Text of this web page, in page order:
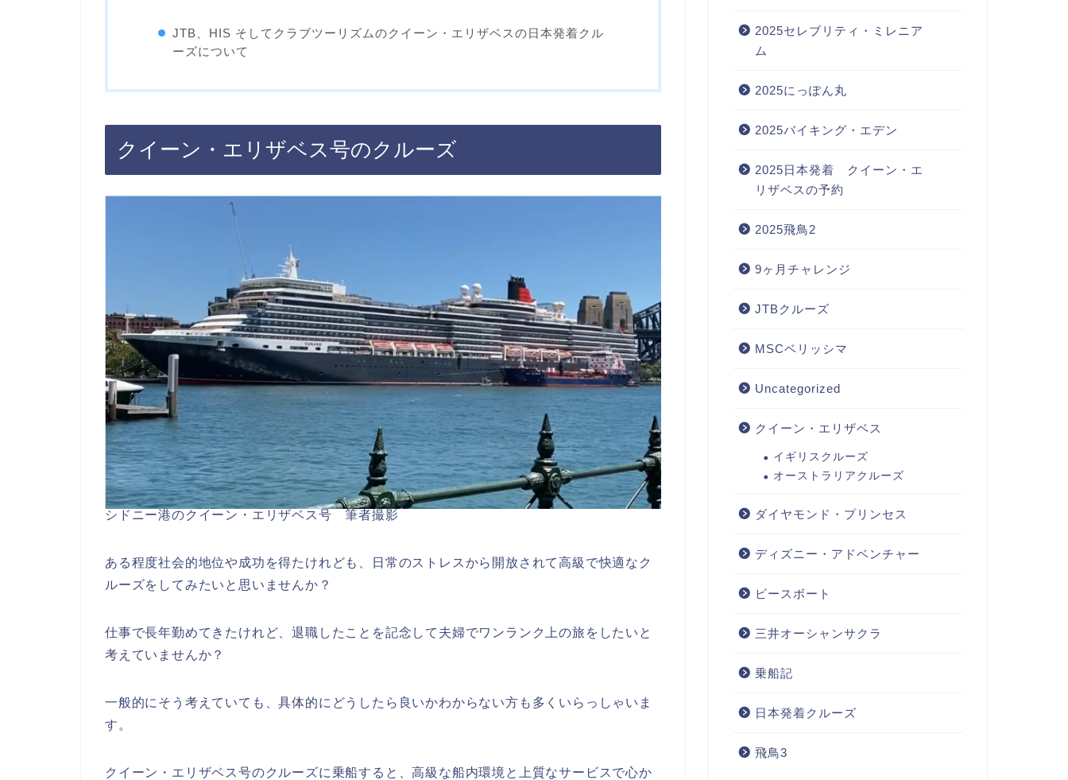
JTB、HIS そしてクラブツーリズムのクイーン・エリザベスの日本発着クル
ーズについて
クイーン・エリザベス号のクルーズ
シドニー港のクイーン・エリザベス号 筆者撮影
ある程度社会的地位や成功を得たけれども、日常のストレスから開放されて高級で快適なク
ルーズをしてみたいと思いませんか？
仕事で長年勤めてきたけれど、退職したことを記念して夫婦でワンランク上の旅をしたいと
考えていませんか？
一般的にそう考えていても、具体的にどうしたら良いかわからない方も多くいらっしゃいま
す。
クイーン・エリザベス号のクルーズに乗船すると、高級な船内環境と上質なサービスで心か
2025セレブリティ・ミレニア
ム
2025にっぽん丸
2025バイキング・エデン
2025日本発着 クイーン・エ
リザベスの予約
2025飛鳥2
9ヶ月チャレンジ
JTBクルーズ
MSCベリッシマ
Uncategorized
クイーン・エリザベス
イギリスクルーズ
オーストラリアクルーズ
ダイヤモンド・プリンセス
ディズニー・アドベンチャー
ピースボート
三井オーシャンサクラ
乗船記
日本発着クルーズ
飛鳥3